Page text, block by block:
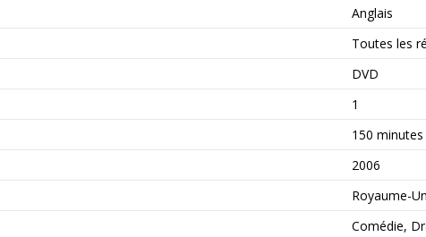
Anglais
Toutes les
DVD
1
150 minutes
2006
Royaume-
Comédie,